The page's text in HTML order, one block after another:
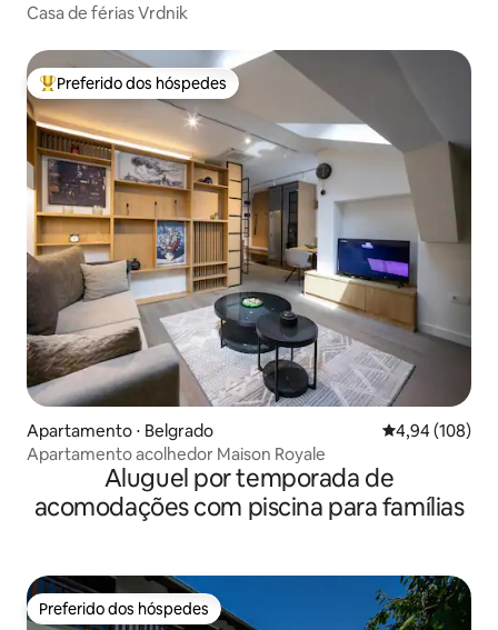
Casa de férias Vrdnik
Entre os melhores preferidos dos hóspedes
Preferido dos hóspedes
Apartamento ⋅ Belgrado 4,94 de uma
4,94 (108)
Apartamento acolhedor Maison Royale
Aluguel por temporada de
acomodações com piscina para famílias
Preferido dos hóspedes
Preferido dos hóspedes